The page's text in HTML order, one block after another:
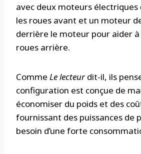
avec deux moteurs électriques
les roues avant et un moteur
derrière le moteur pour aider
roues arrière.
Comme Le lecteurdit-il, ils
configuration est conçue de
économiser du poids et des
fournissant des puissances de
besoin d’une forte